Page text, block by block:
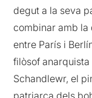
degut a la seva
combinar amb la
entre París i
filòsof anarquista
Schandlewr, el
patriarca dels